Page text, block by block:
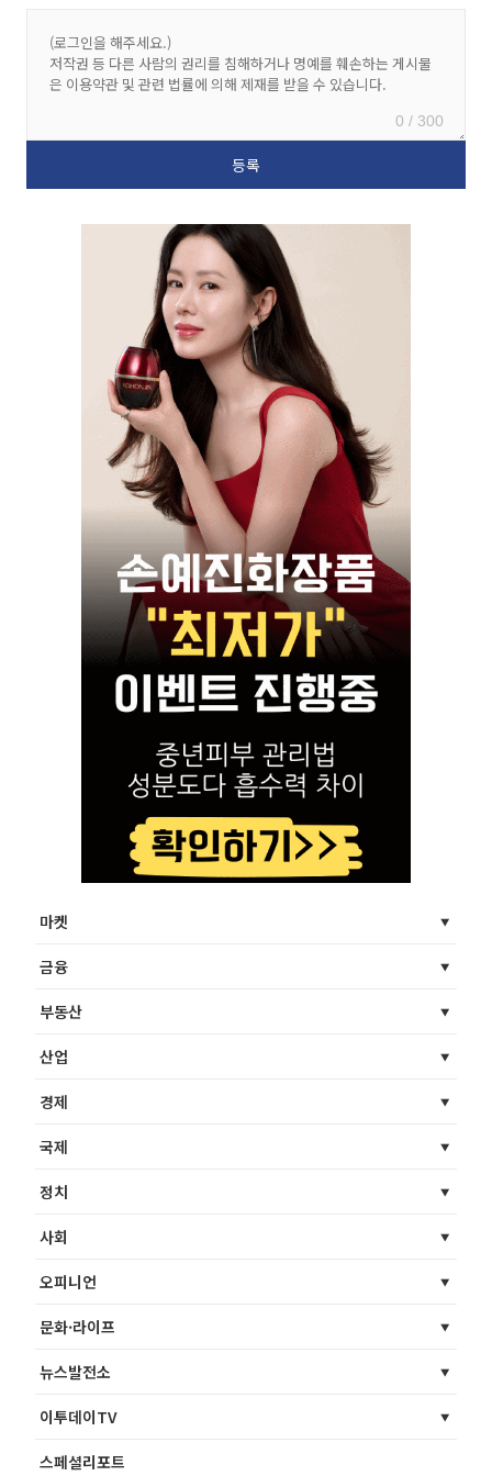
0 / 300
마켓
금융
부동산
산업
경제
국제
정치
사회
오피니언
문화·라이프
뉴스발전소
이투데이TV
스페셜리포트